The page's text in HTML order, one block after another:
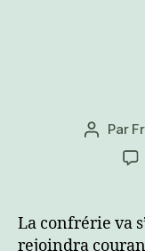
Auteur
l’article
Par
La confrérie va
rejoindra